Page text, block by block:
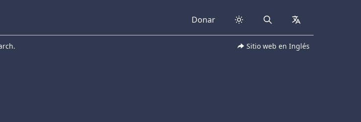
Donar Search collapsed
Sitio web en Inglés